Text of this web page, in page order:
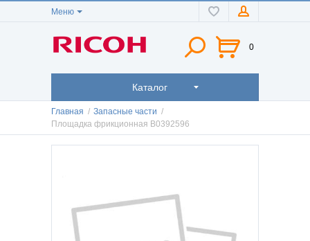
Меню
0
Каталог
Главная / Запасные части /
Площадка фрикционная B0392596